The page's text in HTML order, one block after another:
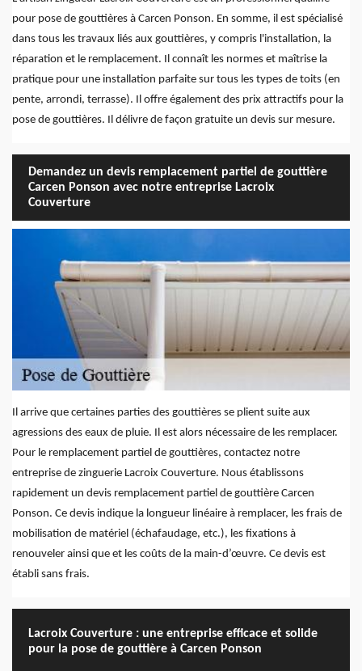
pour pose de gouttières à Carcen Ponson. En somme, il est spécialisé
dans tous les travaux liés aux gouttières, y compris l'installation, la
réparation et le remplacement. Il connaît les normes et maîtrise la
pratique pour une installation parfaite sur tous les types de toits (en
pente, arrondi, terrasse). Il offre également des prix attractifs pour la
pose de gouttières. Il délivre de façon gratuite un devis sur mesure.
Demandez un devis remplacement partiel de gouttière
Carcen Ponson avec notre entreprise Lacroix
Couverture
Il arrive que certaines parties des gouttières se plient suite aux
agressions des eaux de pluie. Il est alors nécessaire de les remplacer.
Pour le remplacement partiel de gouttières, contactez notre
entreprise de zinguerie Lacroix Couverture. Nous établissons
rapidement un devis remplacement partiel de gouttière Carcen
Ponson. Ce devis indique la longueur linéaire à remplacer, les frais de
mobilisation de matériel (échafaudage, etc.), les fixations à
renouveler ainsi que et les coûts de la main-d’œuvre. Ce devis est
établi sans frais.
Lacroix Couverture : une entreprise efficace et solide
pour la pose de gouttière à Carcen Ponson